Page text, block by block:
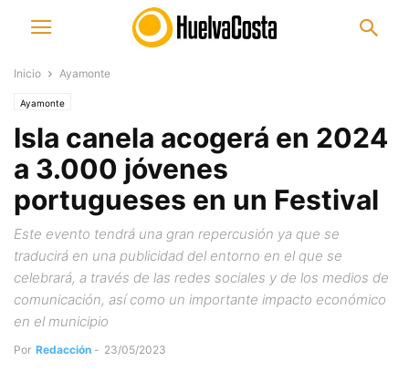
Inicio Ayamonte
Ayamonte
Isla canela acogerá en 2024
a 3.000 jóvenes
portugueses en un Festival
Este evento tendrá una gran repercusión ya que se
traducirá en una publicidad del entorno en el que se
celebrará, a través de las redes sociales y de los medios de
comunicación, así como un importante impacto económico
en el municipio
Por Redacción - 23/05/2023